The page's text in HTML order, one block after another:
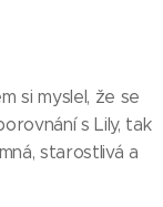
si myslel, že se
s Lily, tak
starostlivá a